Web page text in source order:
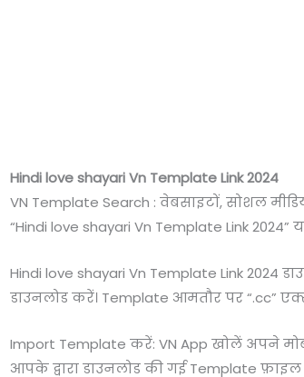
Hindi love shayari Vn Template Link 2024
VN Template Search : वेबसाइटों, सोशल
“Hindi love shayari Vn Template Link
Hindi love shayari Vn Template Link
डाउनलोड करें। Template आमतौर पर “.cc”
Import Template करें: VN App खोलें अपने
आपके द्वारा डाउनलोड की गई Template